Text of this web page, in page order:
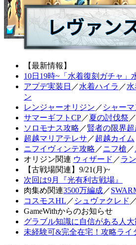
【最新情報】
10日19時~「水着復刻ガチャ」
アプデ実装日 ／水着ハイラ ／
ン
レンジャーオリジン ／ シャー
サマーギフトCP／夏の討伐祭 ／
ソロモナス攻略 ／賢者の限界超
超越マリアテレサ ／超越カイム
ニフイヴィンテ攻略 ／ニフ槍 ／
オリジン関連 ウィザード ／ラ
【古戦場関連】9/21(月)~
次回は9月『光有利古戦場』
肉集め関連3500万編成／
コスモスHL ／ シュヴァクレド ／
GameWithからのお知らせ
グラブル知識に自信がある人大
未経験可&完全在宅！攻略ライ